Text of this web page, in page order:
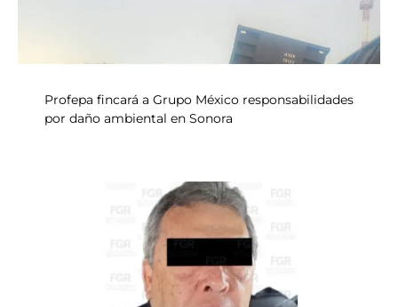
Profepa fincará a Grupo México responsabilidades
por daño ambiental en Sonora